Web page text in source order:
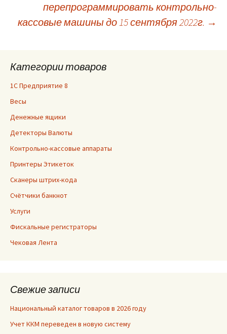
записям
перепрограммировать контрольно-
кассовые машины до 15 сентября 2022г. →
Категории товаров
1С Предприятие 8
Весы
Денежные ящики
Детекторы Валюты
Контрольно-кассовые аппараты
Принтеры Этикеток
Сканеры штрих-кода
Счётчики банкнот
Услуги
Фискальные регистраторы
Чековая Лента
Свежие записи
Национальный каталог товаров в 2026 году
Учет ККМ переведен в новую систему